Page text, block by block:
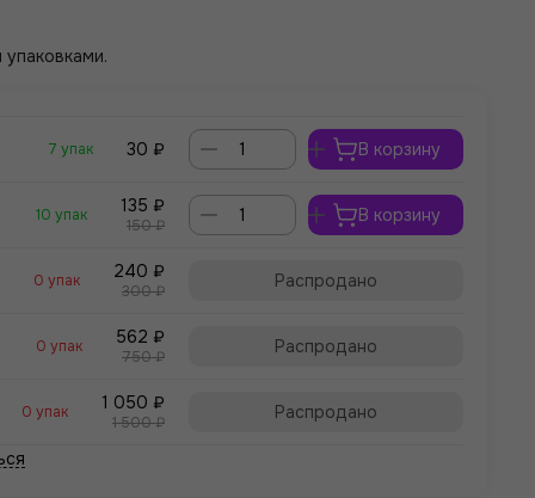
7 упак 30 ₽ В корзину
10 упак 135 ₽
150 ₽ В корзину
0 упак 240 ₽
300 ₽ Распродано
0 упак 562 ₽
750 ₽ Распродано
0 упак 1 050 ₽
1 500 ₽ Распродано